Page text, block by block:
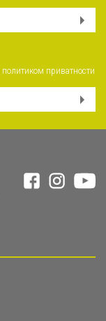
политиком приватности